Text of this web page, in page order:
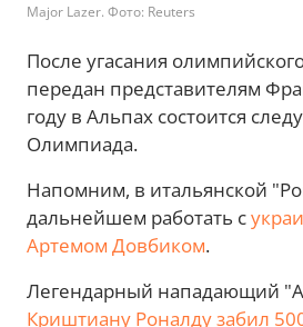
Major Lazer. Фото: Reuters
После угасания
передан представителям
году в Альпах состоится
Олимпиада.
Напомним, в итальянской
дальнейшем работать с
Артемом Довбиком.
Легендарный нападающий
Криштиану Роналду забил